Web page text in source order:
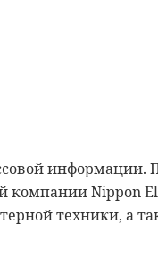
информации.
компании Nippon
техники, а